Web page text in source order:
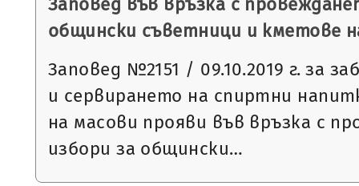
Заповед във връзка с
общински съветници и кметове на
Заповед №2151 / 09.10.2019 г. за
и сервирането на спиртни
на масови прояви във връзка с
избори за общински…